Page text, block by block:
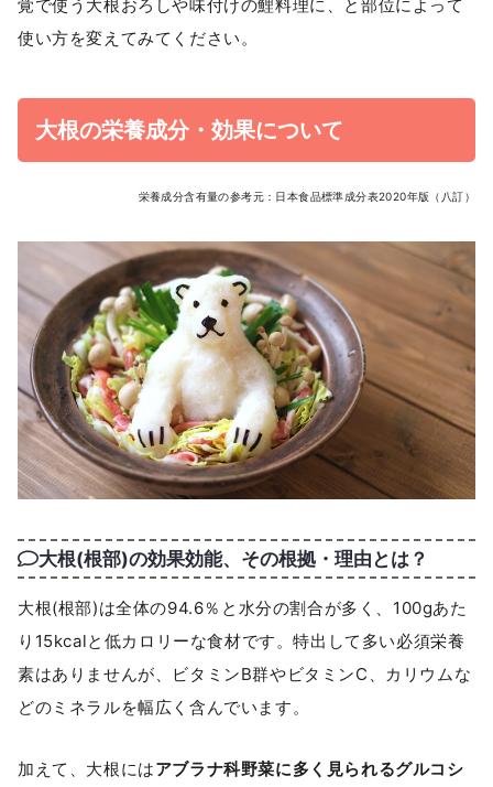
覚で使う大根おろしや味付けの鯉料理に、と部位によって
使い方を変えてみてください。
大根の栄養成分・効果について
栄養成分含有量の参考元：日本食品標準成分表2020年版（八訂）
大根(根部)の効果効能、その根拠・理由とは？
大根(根部)は全体の94.6％と水分の割合が多く、100gあた
り15kcalと低カロリーな食材です。特出して多い必須栄養
素はありませんが、ビタミンB群やビタミンC、カリウムな
どのミネラルを幅広く含んでいます。
加えて、大根にはアブラナ科野菜に多く見られるグルコシ